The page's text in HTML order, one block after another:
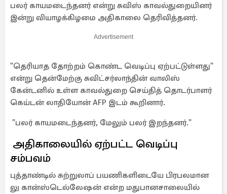
பலர் காயமடைந்தனர் என்று சுவிஸ் காவல்துறையினர்
இன்று வியாழக்கிழமை அதிகாலை தெரிவித்தனர்.
Advertisement
"தெரியாத தோற்றம் கொண்ட வெடிப்பு ஏற்பட்டுள்ளது"
என்று தென்மேற்கு சுவிட்சர்லாந்தின் வாலிஸ்
கேன்டனில் உள்ள காவல்துறை செய்தித் தொடர்பாளர்
கெய்டன் லாதியோன் AFP இடம் கூறினார்.
"பலர் காயமடைந்தனர், மேலும் பலர் இறந்தனர்."
அதிகாலையில் ஏற்பட்ட வெடிப்பு
சம்பவம்
புத்தாண்டில் சுற்றுலாப் பயணிகளிடையே பிரபலமான
லு கான்ஸ்டெல்லேஷன் என்ற மதுபானசாலையில்